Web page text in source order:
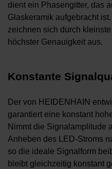
dient ein Phasengitter, das
Glaskeramik aufgebracht
zeichnen sich durch
höchster Genauigkeit aus.
Konstante
Der von HEIDENHAIN
garantiert eine konstant
Nimmt die Signalamplitude
Anheben des LED-Stroms
so die ideale Signalform
bleibt gleichzeitig konstant